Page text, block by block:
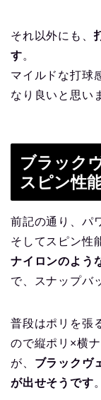
それ以外にも、
す。
マイルドな打球
なり良いと思い
ブラック
スピン性
前記の通り、パ
そしてスピン性
ナイロンのよう
で、スナップバ
普段はポリを張
ので縦ポリ×横
が、 ブラックヴ
が出せそうです。